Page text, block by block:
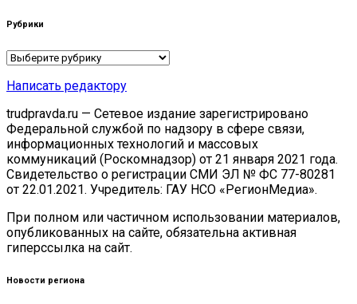
Рубрики
Рубрики
Написать редактору
trudpravda.ru — Сетевое издание зарегистрировано
Федеральной службой по надзору в сфере связи,
информационных технологий и массовых
коммуникаций (Роскомнадзор) от 21 января 2021 года.
Свидетельство о регистрации СМИ ЭЛ № ФС 77-80281
от 22.01.2021. Учредитель: ГАУ НСО «РегионМедиа».
При полном или частичном использовании материалов,
опубликованных на сайте, обязательна активная
гиперссылка на сайт.
Новости региона